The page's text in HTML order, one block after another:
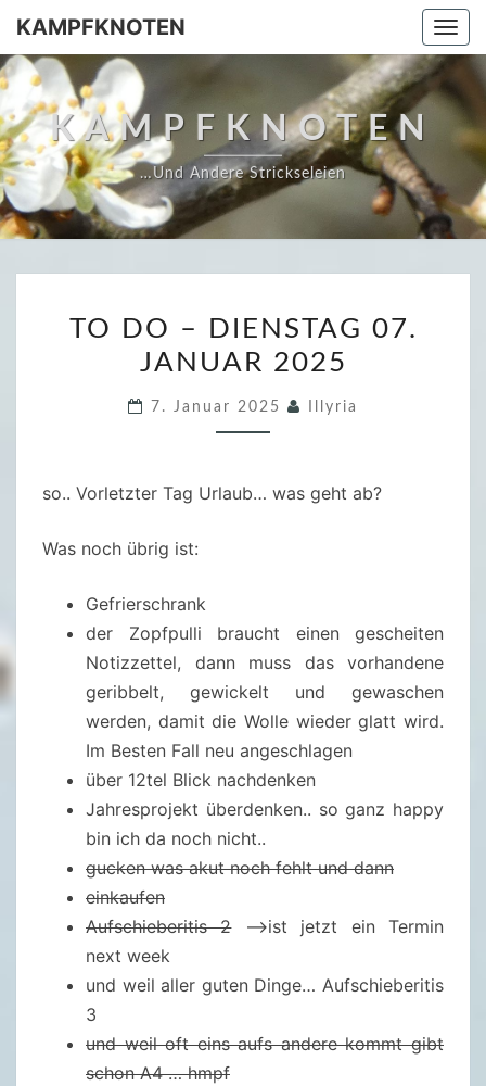
Skip
content
KAMPFKNOTEN
KAMPFKNOTEN
…und Andere Strickseleien
O
D
I
A
G
0
7
.
J
A
N
U
R
0
5
TO DO – DIENSTAG 07.
JANUAR 2025
7. Januar 2025 Illyria
so.. Vorletzter Tag Urlaub… was geht ab?
Was noch übrig ist:
Gefrierschrank
der Zopfpulli braucht einen gescheiten
Notizzettel, dann muss das vorhandene
geribbelt, gewickelt und gewaschen
werden, damit die Wolle wieder glatt wird.
Im Besten Fall neu angeschlagen
über 12tel Blick nachdenken
Jahresprojekt überdenken.. so ganz happy
bin ich da noch nicht..
gucken was akut noch fehlt und dann
einkaufen
Aufschieberitis 2–>ist jetzt ein Termin
next week
und weil aller guten Dinge… Aufschieberitis
3
und weil oft eins aufs andere kommt gibt
schon A4 … hmpf